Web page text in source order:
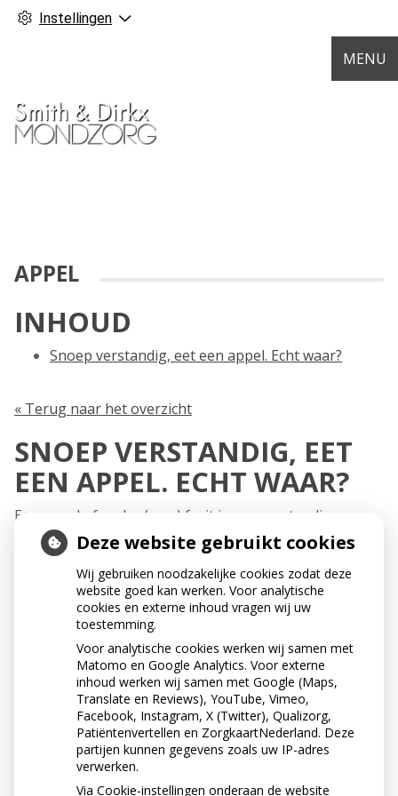
Instellingen
MENU
APPEL
INHOUD
Snoep verstandig, eet een appel. Echt waar?
« Terug naar het overzicht
SNOEP VERSTANDIG, EET
EEN APPEL. ECHT WAAR?
Een appel of ander (vers) fruit is een verstandig
tussendoortje, ook al zit er suiker in. Fruit is niet
kleverig en wordt meestal in één keer achter elkaar
opgegeten. Bovendien is fruit gezond.
Deze website gebruikt cookies
Wij gebruiken noodzakelijke cookies zodat deze
website goed kan werken. Voor analytische
cookies en externe inhoud vragen wij uw
toestemming.
Voor analytische cookies werken wij samen met
Matomo en Google Analytics. Voor externe
inhoud werken wij samen met Google (Maps,
Translate en Reviews), YouTube, Vimeo,
Facebook, Instagram, X (Twitter), Qualizorg,
Patiëntenvertellen en ZorgkaartNederland. Deze
partijen kunnen gegevens zoals uw IP-adres
verwerken.
Via Cookie-instellingen onderaan de website